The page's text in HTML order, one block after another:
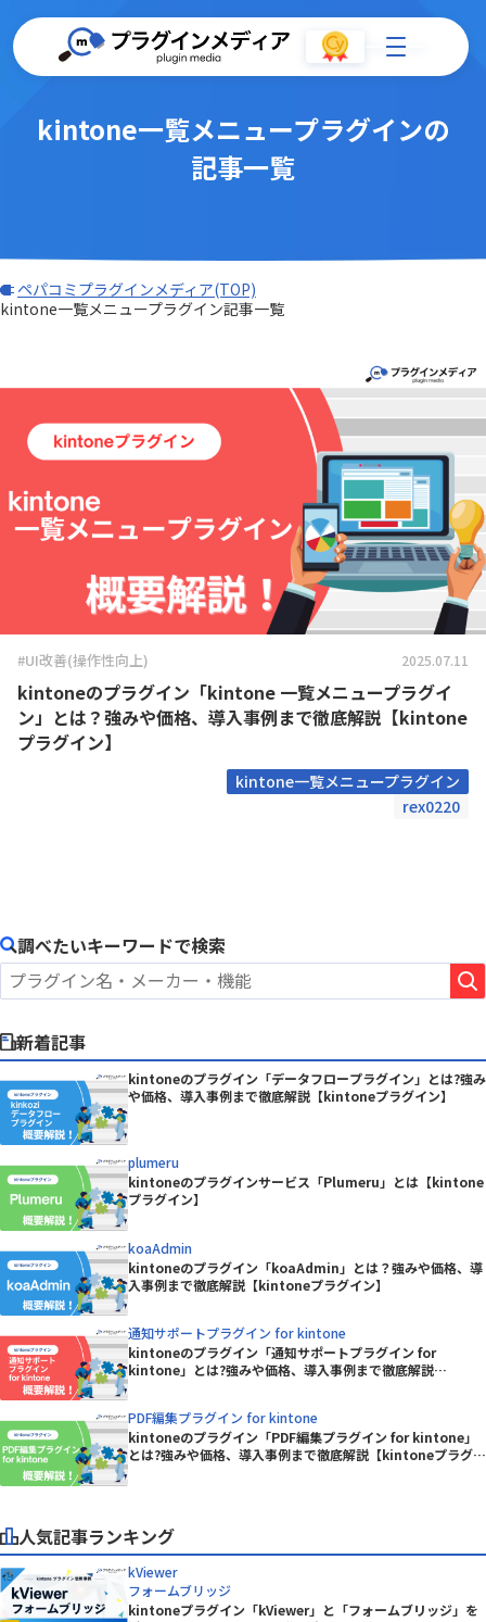
kintone一覧メニュープラグインの
記事一覧
ペパコミプラグインメディア(TOP)
kintone一覧メニュープラグイン記事一覧
#UI改善(操作性向上) 2025.07.11
kintoneのプラグイン「kintone 一覧メニュープラグイ
ン」とは？強みや価格、導入事例まで徹底解説【kintone
プラグイン】
kintone一覧メニュープラグイン
rex0220
調べたいキーワードで検索
新着記事
kintoneのプラグイン「データフロープラグイン」とは?強み
や価格、導入事例まで徹底解説【kintoneプラグイン】
plumeru
kintoneのプラグインサービス「Plumeru」とは【kintone
プラグイン】
koaAdmin
kintoneのプラグイン「koaAdmin」とは？強みや価格、導
入事例まで徹底解説【kintoneプラグイン】
通知サポートプラグイン for kintone
kintoneのプラグイン「通知サポートプラグイン for
kintone」とは?強みや価格、導入事例まで徹底解説
PDF編集プラグイン for kintone
kintoneのプラグイン「PDF編集プラグイン for kintone」
とは?強みや価格、導入事例まで徹底解説【kintoneプラグイ
人気記事ランキング
kViewer
フォームブリッジ
kintoneプラグイン「kViewer」と「フォームブリッジ」を